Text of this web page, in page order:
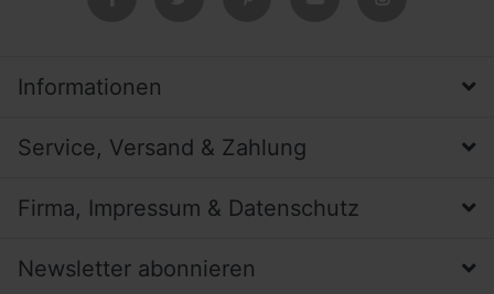
Informationen
Service, Versand & Zahlung
Firma, Impressum & Datenschutz
Newsletter abonnieren